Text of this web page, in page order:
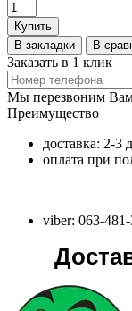
Купить
В закладки
В
Заказать в 1 клик
Мы перезвоним
Преимущество
доставка: 2-3
оплата при
viber: 063-